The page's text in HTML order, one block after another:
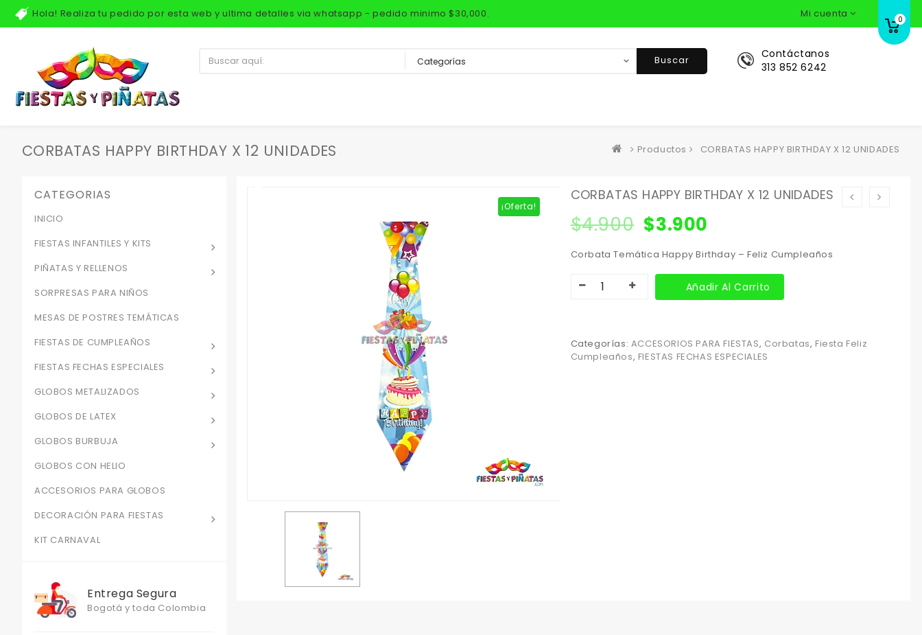
Hola! Realiza tu pedido por esta web y ultima detalles via whatsapp - pedido minimo $30,000. Mi cuenta 0
Contáctanos
313 852 6242
Buscar
CORBATAS HAPPY BIRTHDAY X 12 UNIDADES Productos CORBATAS HAPPY BIRTHDAY X 12 UNIDADES
¡Oferta!
CORBATAS HAPPY BIRTHDAY X 12 UNIDADES
$4.900 $3.900
Corbata Temática Happy Birthday – Feliz Cumpleaños
Añadir Al Carrito
Categorías: ACCESORIOS PARA FIESTAS, Corbatas, Fiesta Feliz
Cumpleaños, FIESTAS FECHAS ESPECIALES
CATEGORIAS
INICIO
FIESTAS INFANTILES Y KITS
PIÑATAS Y RELLENOS
SORPRESAS PARA NIÑOS
MESAS DE POSTRES TEMÁTICAS
FIESTAS DE CUMPLEAÑOS
FIESTAS FECHAS ESPECIALES
GLOBOS METALIZADOS
GLOBOS DE LATEX
GLOBOS BURBUJA
GLOBOS CON HELIO
ACCESORIOS PARA GLOBOS
DECORACIÓN PARA FIESTAS
KIT CARNAVAL
Entrega Segura
Bogotá y toda Colombia